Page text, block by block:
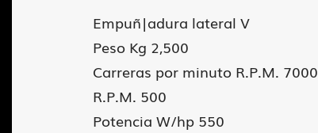
Empuñ|adura lateral V
Peso Kg 2,500
Carreras por minuto R.P.M. 7000
R.P.M. 500
Potencia W/hp 550